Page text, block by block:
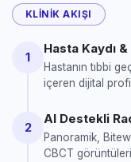
KLINIK AKIŞI
1
Hasta Kaydı
Hastanın tıbbi
içeren dijital
2
AI Destekli
Panoramik,
CBCT